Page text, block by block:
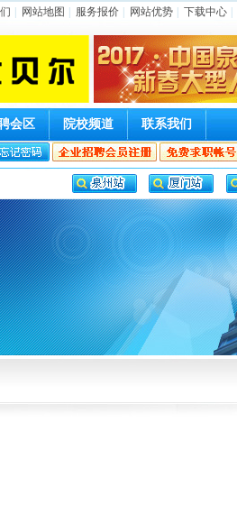
网站地图 服务报价 网站优势 下载中心
会区 院校频道 联系我们